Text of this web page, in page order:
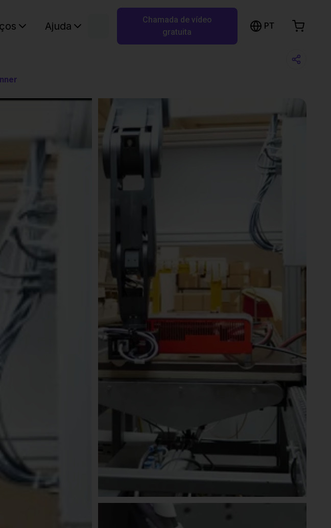
Ajuda
Chamada de vídeo
gratuita
PT
Carrinho de compras